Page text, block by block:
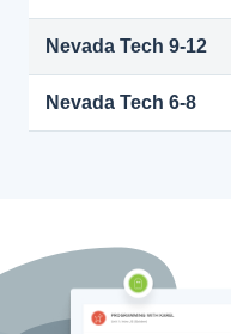
Nevada Tech 9-12
Nevada Tech 6-8